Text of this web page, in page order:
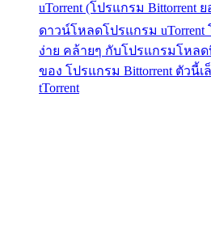
uTorrent (โปรแกรม Bittorrent
ดาวน์โหลดโปรแกรม uTorrent
ง่าย คล้ายๆ กับโปรแกรมโหล
ของ โปรแกรม Bittorrent ตัวนี้
tTorrent